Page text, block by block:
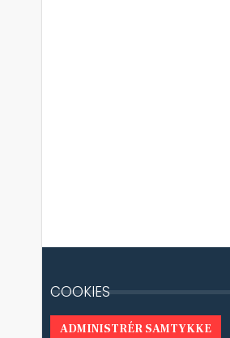
COOKIES
ADMINISTRÉR SAMTYKKE